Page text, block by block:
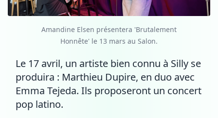
Amandine Elsen présentera 'Brutalement
Honnête' le 13 mars au Salon.
Le 17 avril, un artiste bien connu à Silly se
produira : Marthieu Dupire, en duo avec
Emma Tejeda. Ils proposeront un concert
pop latino.